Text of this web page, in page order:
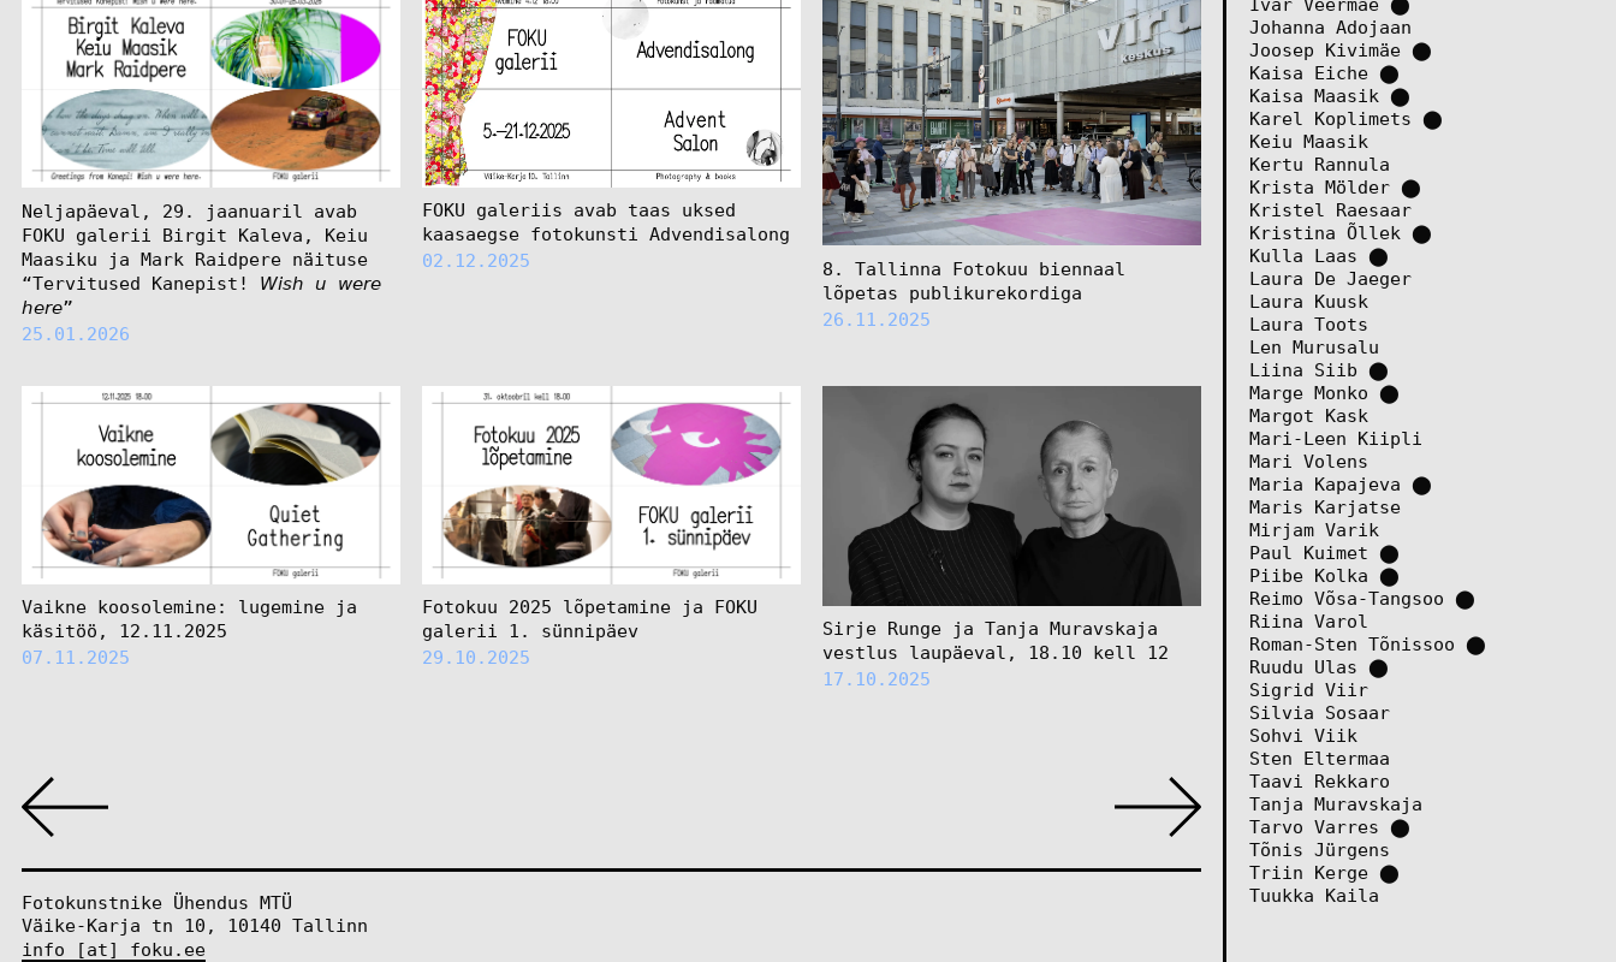
Neljapäeval, 29. jaanuaril avab
FOKU galerii Birgit Kaleva, Keiu
Maasiku ja Mark Raidpere näituse
“Tervitused Kanepist! 𝘞𝘪𝘴𝘩 𝘶 𝘸𝘦𝘳𝘦
𝘩𝘦𝘳𝘦”
25.01.2026
FOKU galeriis avab taas uksed
kaasaegse fotokunsti Advendisalong
02.12.2025
8. Tallinna Fotokuu biennaal
lõpetas publikurekordiga
26.11.2025
Vaikne koosolemine: lugemine ja
käsitöö, 12.11.2025
07.11.2025
Fotokuu 2025 lõpetamine ja FOKU
galerii 1. sünnipäev
29.10.2025
Sirje Runge ja Tanja Muravskaja
vestlus laupäeval, 18.10 kell 12
17.10.2025
Fotokunstnike Ühendus MTÜ
Väike-Karja tn 10, 10140 Tallinn
info [at] foku.ee
Ivar Veermäe ⬤
Johanna Adojaan
Joosep Kivimäe ⬤
Kaisa Eiche ⬤
Kaisa Maasik ⬤
Karel Koplimets ⬤
Keiu Maasik
Kertu Rannula
Krista Mölder ⬤
Kristel Raesaar
Kristina Õllek ⬤
Kulla Laas ⬤
Laura De Jaeger
Laura Kuusk
Laura Toots
Len Murusalu
Liina Siib ⬤
Marge Monko ⬤
Margot Kask
Mari-Leen Kiipli
Mari Volens
Maria Kapajeva ⬤
Maris Karjatse
Mirjam Varik
Paul Kuimet ⬤
Piibe Kolka ⬤
Reimo Võsa-Tangsoo ⬤
Riina Varol
Roman-Sten Tõnissoo ⬤
Ruudu Ulas ⬤
Sigrid Viir
Silvia Sosaar
Sohvi Viik
Sten Eltermaa
Taavi Rekkaro
Tanja Muravskaja
Tarvo Varres ⬤
Tõnis Jürgens
Triin Kerge ⬤
Tuukka Kaila